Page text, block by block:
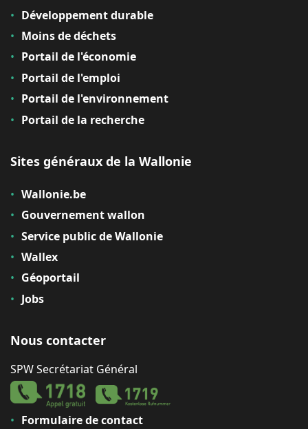
Développement durable
Moins de déchets
Portail de l'économie
Portail de l'emploi
Portail de l'environnement
Portail de la recherche
Sites généraux de la Wallonie
Wallonie.be
Gouvernement wallon
Service public de Wallonie
Wallex
Géoportail
Jobs
Nous contacter
SPW Secrétariat Général
Formulaire de contact